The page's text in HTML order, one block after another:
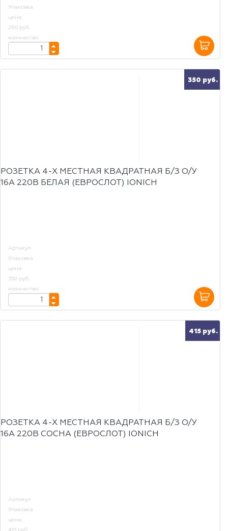
Упаковка
цена:
290 руб.
количество:
350 руб.
РОЗЕТКА 4-Х МЕСТНАЯ КВАДРАТНАЯ Б/З О/У
16А 220В БЕЛАЯ (ЕВРОСЛОТ) IONICH
Артикул
Упаковка
цена:
350 руб.
количество:
415 руб.
РОЗЕТКА 4-Х МЕСТНАЯ КВАДРАТНАЯ Б/З О/У
16А 220В СОСНА (ЕВРОСЛОТ) IONICH
Артикул
Упаковка
цена:
415 руб.